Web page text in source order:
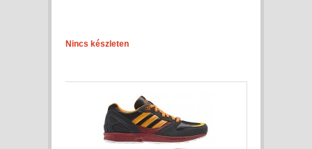
Nincs készleten